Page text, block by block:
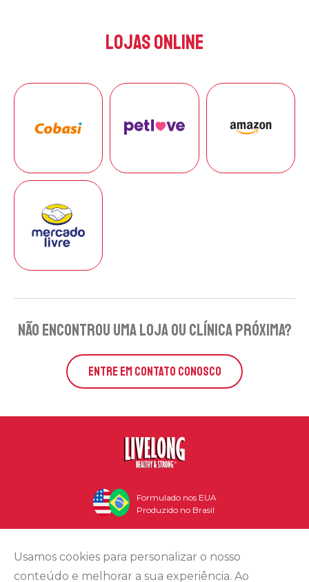
Lojas Online
não encontrou uma loja ou clínica próxima?
ENTRE EM CONTATO CONOSCO
Formulado nos EUA
Produzido no Brasil
Usamos cookies para personalizar o nosso
conteúdo e melhorar a sua experiência. Ao